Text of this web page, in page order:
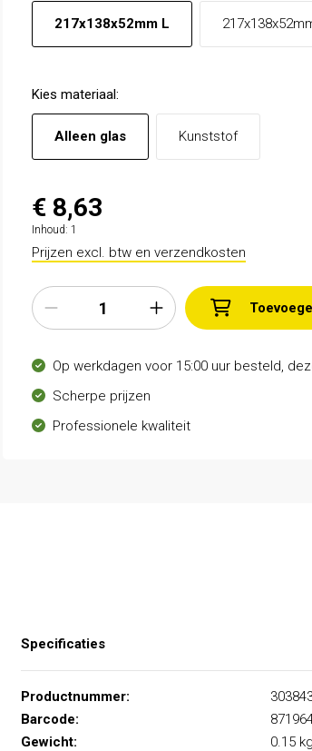
217x138x52mm L
Kies materiaal:
Alleen glas Kunststof
€ 8,63
Inhoud: 1
Prijzen excl. btw en verzendkosten
Op werkdagen voor 15:00 uur besteld,
Scherpe prijzen
Professionele kwaliteit
Specificaties
Productnummer:
Barcode:
Gewicht:
0.15 kg